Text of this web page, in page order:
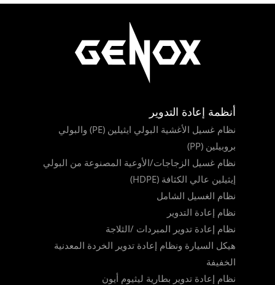
أنظمة إعادة التدوير
نظام غسيل الأغشية البولي ايثيلين (PE) والبولي
بروبيلين (PP)
نظام غسيل الزجاجات/الأوعية المصنوعة من البولي
إيثيلين عالي الكثافة (HDPE)
نظام الغسيل الشامل
نظام إعادة التدوير
نظام إعادة تدوير المبردات /الثلاجة
هيكل السيارة ونظام إعادة تدوير الخردة المعدنية
الخفيفة
نظام إعادة تدوير بطارية ليثيوم أيون